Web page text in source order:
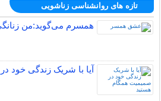
تازه های روانشناسی زناشویی
همسرم می‌گوید:من
آیا با شریک زندگی خود